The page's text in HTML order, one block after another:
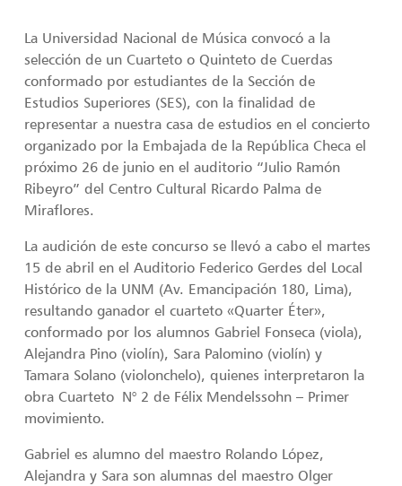
La Universidad Nacional de Música convocó a la
selección de un Cuarteto o Quinteto de Cuerdas
conformado por estudiantes de la Sección de
Estudios Superiores (SES), con la finalidad de
representar a nuestra casa de estudios en el concierto
organizado por la Embajada de la República Checa el
próximo 26 de junio en el auditorio “Julio Ramón
Ribeyro” del Centro Cultural Ricardo Palma de
Miraflores.
La audición de este concurso se llevó a cabo el martes
15 de abril en el Auditorio Federico Gerdes del Local
Histórico de la UNM (Av. Emancipación 180, Lima),
resultando ganador el cuarteto «Quarter Éter»,
conformado por los alumnos Gabriel Fonseca (viola),
Alejandra Pino (violín), Sara Palomino (violín) y
Tamara Solano (violonchelo), quienes interpretaron la
obra Cuarteto N° 2 de Félix Mendelssohn – Primer
movimiento.
Gabriel es alumno del maestro Rolando López,
Alejandra y Sara son alumnas del maestro Olger